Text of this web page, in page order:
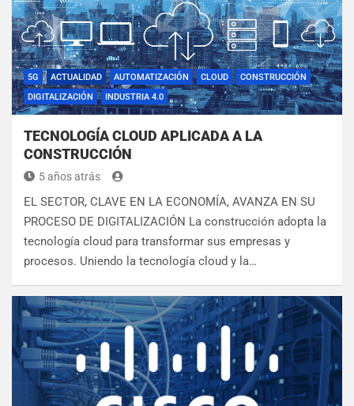
5G ACTUALIDAD AUTOMATIZACIÓN CLOUD
CONSTRUCCIÓN
DIGITALIZACIÓN
INDUSTRIA 4.0
TECNOLOGÍA CLOUD APLICADA A LA
CONSTRUCCIÓN
5 años atrás
EL SECTOR, CLAVE EN LA ECONOMÍA, AVANZA EN SU
PROCESO DE DIGITALIZACIÓN La construcción adopta la
tecnología cloud para transformar sus empresas y
procesos. Uniendo la tecnología cloud y la…